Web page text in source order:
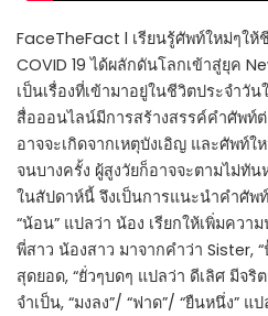
FaceTheFact l เรียนรู้ศัพท์ใหม่ๆให้
COVID 19 ได้ผลักดันโลกเข้าสู่ยุค
เป็นเรื่องที่เข้ามาอยู่ในชีวิตประจำวั
สื่อออนไลน์มีการสร้างสรรค์คำศัพท์
อาจจะเกิดจากเหตุบังเอิญ และศัพท์
จนบางครั้ง ผู้สูงวัยก็อาจจะตามไม่ทัน
ในสัปดาห์นี้ จึงเป็นการแนะนำคำศัพ
“น้อน” แปลว่า น้อง เรียกให้เพิ่มควา
พี่สาว น้องสาว มาจากคำว่า Sister, “
สุดยอด, “ยั่วๆบดๆ แปลว่า ดีเลิศ มีจริ
จำเป็น, “มงลง”/ “ฟาด”/ “ยืนหนึ่ง” แ